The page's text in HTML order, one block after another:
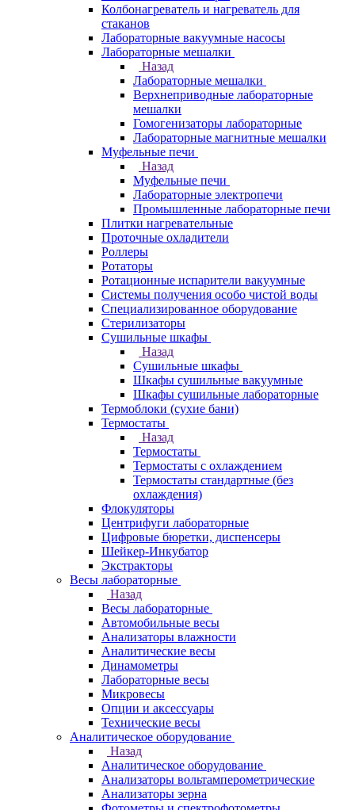
Колбонагреватель и нагреватель для
стаканов
Лабораторные вакуумные насосы
Лабораторные мешалки
Назад
Лабораторные мешалки
Верхнеприводные лабораторные
мешалки
Гомогенизаторы лабораторные
Лабораторные магнитные мешалки
Муфельные печи
Назад
Муфельные печи
Лабораторные электропечи
Промышленные лабораторные печи
Плитки нагревательные
Проточные охладители
Роллеры
Ротаторы
Ротационные испарители вакуумные
Системы получения особо чистой воды
Специализированное оборудование
Стерилизаторы
Сушильные шкафы
Назад
Сушильные шкафы
Шкафы сушильные вакуумные
Шкафы сушильные лабораторные
Термоблоки (сухие бани)
Термостаты
Назад
Термостаты
Термостаты с охлаждением
Термостаты стандартные (без
охлаждения)
Флокуляторы
Центрифуги лабораторные
Цифровые бюретки, диспенсеры
Шейкер-Инкубатор
Экстракторы
Весы лабораторные
Назад
Весы лабораторные
Автомобильные весы
Анализаторы влажности
Аналитические весы
Динамометры
Лабораторные весы
Микровесы
Опции и аксессуары
Технические весы
Аналитическое оборудование
Назад
Аналитическое оборудование
Анализаторы вольтамперометрические
Анализаторы зерна